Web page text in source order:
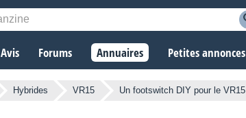
Avis Forums Annuaires Petites annonces
Hybrides VR15 Un footswitch DIY pour le VR15